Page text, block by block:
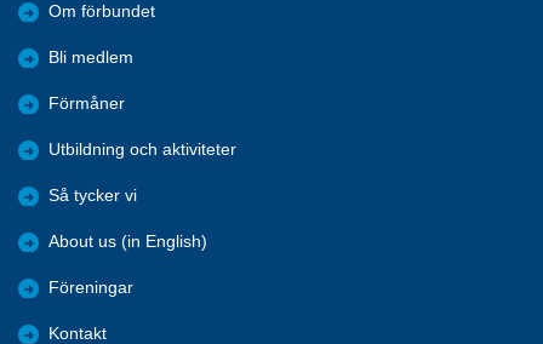
Om förbundet
Bli medlem
Förmåner
Utbildning och aktiviteter
Så tycker vi
About us (in English)
Föreningar
Kontakt